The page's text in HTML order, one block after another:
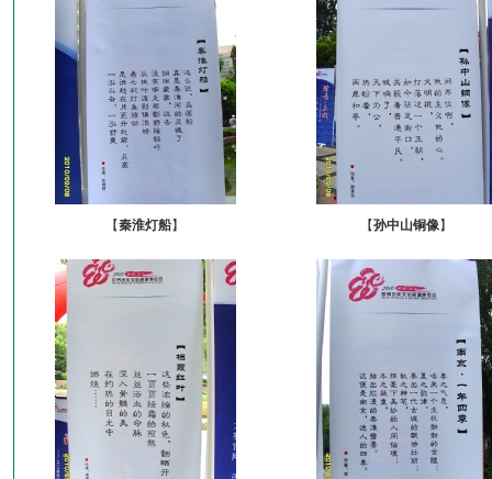
【秦淮灯船】 【孙中山铜像】